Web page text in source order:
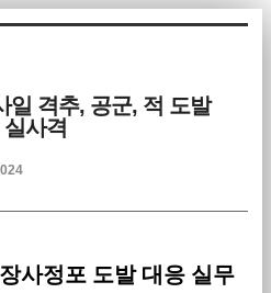
일 격추, 공군, 적 도발
사격
장사정포 도발 대응 실무
케치북5
케치북5